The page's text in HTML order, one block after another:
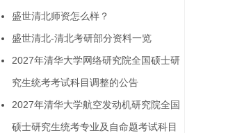
盛世清北师资怎么样？
盛世清北-清北考研部分资料一览
2027年清华大学网络研究院全国硕士研
究生统考考试科目调整的公告
2027年清华大学航空发动机研究院全国
硕士研究生统考专业及自命题考试科目